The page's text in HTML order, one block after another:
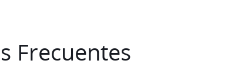
Frecuentes